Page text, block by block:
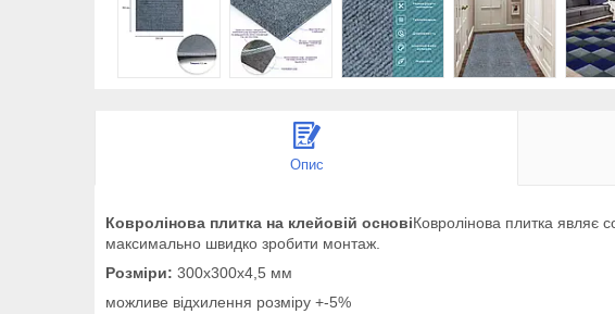
Опис
Ковролінова плитка на клейовій основіКовролінова плитка являє
максимально швидко зробити монтаж.
Розміри: 300х300х4,5 мм
можливе відхилення розміру +-5%